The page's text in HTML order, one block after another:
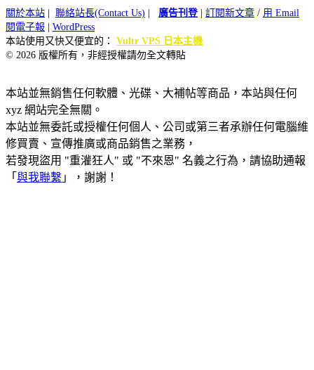
關於本站 聯絡站長(Contact Us) 廣告刊登| 訂閱新文章 / 用 Email
閱電子報
WordPress
本站使用又快又便宜的： Vultr VPS 日本主機
© 2026 版權所有，非經授權請勿全文轉貼
本站並無銷售任何軟體、光碟、大補帖等商品，本站與任何
xyz 網站完全無關。
本站並無委託或授權任何個人、公司或第三者承辦任何電腦維
修買賣、宣傳推廣或商品銷售之業務，
若發現盜用 "重灌狂人" 或 "不來恩" 名義之行為，請協助通報
「 與我聯繫 」，謝謝！